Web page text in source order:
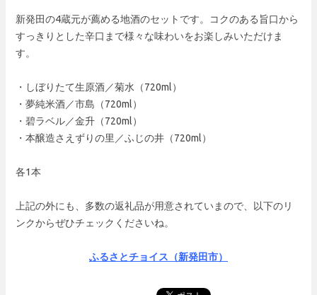
新発田の4蔵元が薦める地酒のセットです。コクのある旨口から
すっきりとした辛口まで様々な味わいをお楽しみいただけま
す。
・しぼりたて生原酒／菊水（720ml）
・夢純米酒／市島（720ml）
・碧ラベル／金升（720ml）
・本醸造さえずりの里／ふじの井（720ml）
各1本
上記の外にも、多数の返礼品が用意されていまので、以下のリ
ンクからぜひチェックくださいね。
ふるさとチョイス（新発田市）